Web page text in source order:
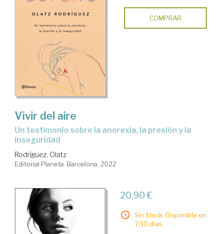
COMPRAR
Vivir del aire
un testimonio sobre la anorexia, la presión y la
inseguridad
Rodríguez, Olatz
Editorial Planeta. Barcelona, 2022
20,90 €
Sin Stock. Disponible en
7/10 días.